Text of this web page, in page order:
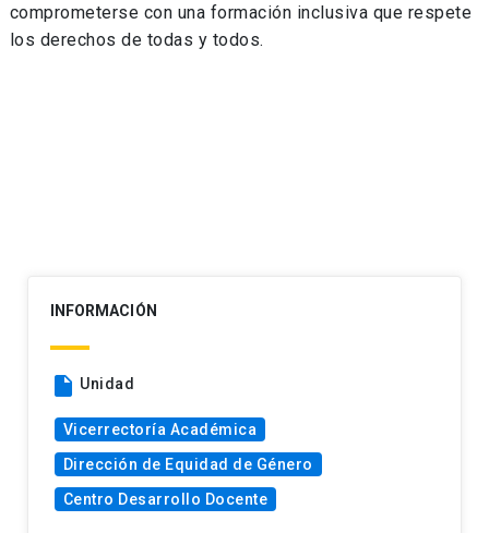
comprometerse con una formación inclusiva que respete
los derechos de todas y todos.
INFORMACIÓN
insert_drive_file Unidad
Vicerrectoría Académica
Dirección de Equidad de Género
Centro Desarrollo Docente